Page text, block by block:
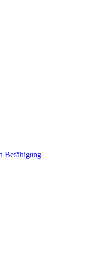
Befähigung